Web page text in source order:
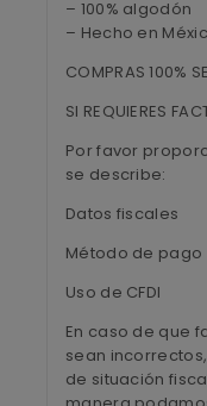
– 100% algodón
– Hecho en
COMPRAS 100%
SI REQUIERES
Por favor
se describe:
Datos fiscales
Método de pago
Uso de CFDI
En caso de que
sean
de situación